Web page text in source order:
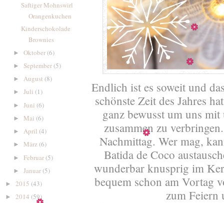
Saftiger Mohnswirl
Orangenkuchen
Kinderschokolade
Brownies
► Oktober(6)
► September(5)
► August (8)
► Juli (1)
► Juni (6)
► Mai (6)
► April (4)
► März(6)
► Februar(5)
► Januar(5)
► 2015 (43)
► 2014 (59)
Endlich ist es soweit und
schönste Zeit des Jahres
ganz bewusst um uns
zusammen zu
Nachmittag. Wer mag,
Batida de Coco
wunderbar knusprig im
bequem schon am Vortag
zum Feiern